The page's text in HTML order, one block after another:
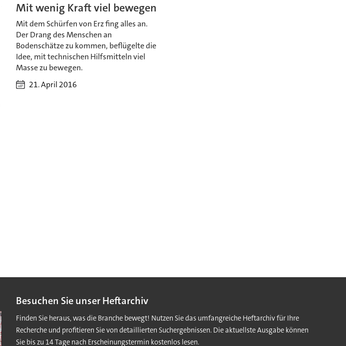
Mit wenig Kraft viel bewegen
Mit dem Schürfen von Erz fing alles an.
Der Drang des Menschen an
Bodenschätze zu kommen, beflügelte die
Idee, mit technischen Hilfsmitteln viel
Masse zu bewegen.
21. April 2016
Besuchen Sie unser Heftarchiv
Finden Sie heraus, was die Branche bewegt! Nutzen Sie das umfangreiche Heftarchiv für Ihre
Recherche und profitieren Sie von detaillierten Suchergebnissen. Die aktuellste Ausgabe können
Sie bis zu 14 Tage nach Erscheinungstermin kostenlos lesen.